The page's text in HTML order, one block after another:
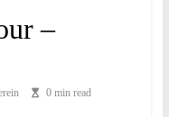
–
0 min read